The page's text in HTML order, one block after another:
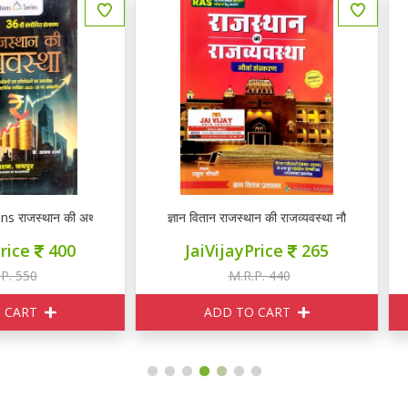
वितान राजस्थान की राजव्यवस्था नौवां संस्करण
JaiVijayPrice
ADD TO CART
ज्ञान वितान राजस्थान की
JaiVijayPrice
ADD TO CART